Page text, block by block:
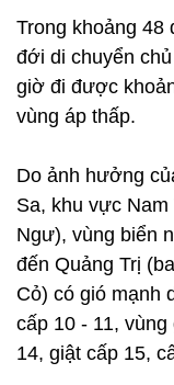
Trong khoảng 48
đới di chuyển
giờ đi được
vùng áp thấp.
Do ảnh hưởng
Sa, khu vực
Ngư), vùng biển
đến Quảng Trị
Cỏ) có gió mạnh
cấp 10 - 11,
14, giật cấp 15,